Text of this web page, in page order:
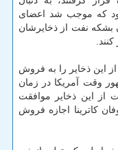
بود كه موجب شد اعضای
انرژی مجموعا ۶۰ میلیون بشكه نفت از ذخایرشان
این ذخایر را به فروش
وقت آمریكا در زمان
سال ۱۹۹۱ با برداشت از این ذخایر موافقت
كاترینا اجازه فروش